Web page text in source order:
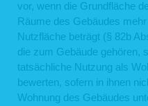
vor, wenn die Grundfläche
Räume des Gebäudes
Nutzfläche beträgt (§ 82b
die zum Gebäude gehören,
tatsächliche Nutzung als
bewerten, sofern in ihnen
Wohnung des Gebäudes
Verarbeiten wir Ihre
gemäß Art. 4 Nr. 1 DSGVO mit
6.1 Auskunft
Sie können von uns gemäß Art. 15
Sofern wir Ihre
folgende Informationen Auskunft